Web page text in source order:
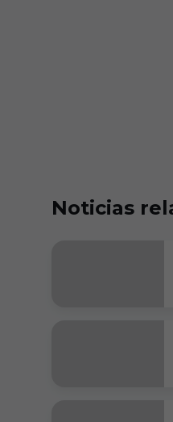
Noticias